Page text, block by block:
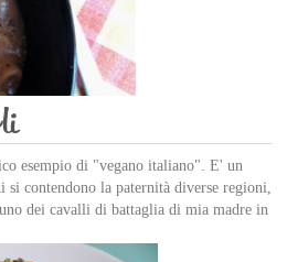
esempio di "vegano italiano". E' un
contendono la paternità diverse regioni,
dei cavalli di battaglia di mia madre in